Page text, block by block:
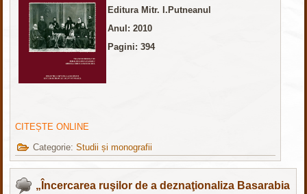
Editura Mitr. I.Putneanul
Anul: 2010
Pagini: 394
CITEȘTE ONLINE
Categorie:Studii și monografii
„Încercarea ruşilor de a deznaţionaliza Basarabia